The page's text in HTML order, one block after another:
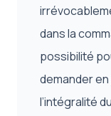
dans la
possibilité
demander
l’intégralité